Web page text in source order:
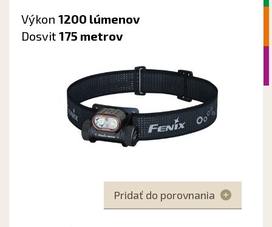
Výkon 1200 lúmenov
Dosvit 175 metrov
Pridať do porovnania